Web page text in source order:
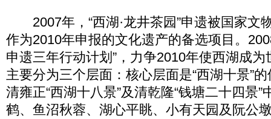
2007年，“西湖·龙井茶园”申遗被国家文
作为2010年申报的文化遗产的备选项目。
申遗三年行动计划”，力争2010年使西湖成
主要分为三个层面：核心层面是“西湖十景”
清雍正“西湖十八景”及清乾隆“钱塘二十四景
鹤、鱼沼秋蓉、湖心平眺、小有天园及阮公